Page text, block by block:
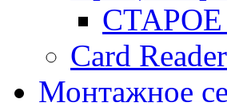
СТАРОЕ
Сard
Монтажное